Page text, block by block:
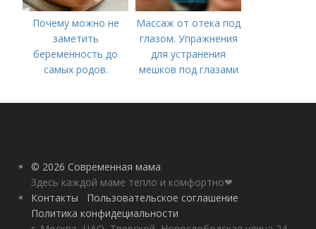
Почему можно не
заметить
беременность до
самых родов.
беременность: что
Массаж от отека под
глазом. Упражнения
для устранения
мешков под глазами
© 2026 Современная мама
Здесь каждой маме тепло и комфортно❤
Контакты
Пользовательское соглашение
Политика конфидециальности